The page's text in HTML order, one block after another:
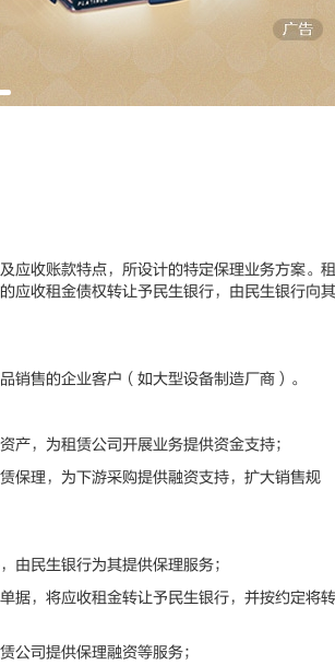
收账款特点，所设计的特定保理业务方案。租
应收租金债权转让予民生银行，由民生银行向其
售的企业客户（如大型设备制造厂商）。
，为租赁公司开展业务提供资金支持；
理，为下游采购提供融资支持，扩大销售规
民生银行为其提供保理服务；
，将应收租金转让予民生银行，并按约定将转
司提供保理融资等服务；